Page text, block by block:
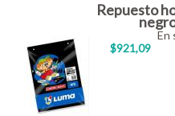
Repuesto
$921,09
En